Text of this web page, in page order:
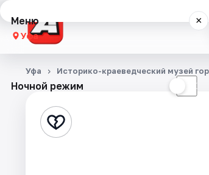
Меню ×
Уфа
Концерты
Стендап
Ночной режим ☾
Уфа Историко-краеведческий музей